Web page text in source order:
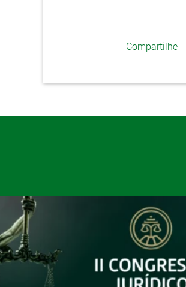
Compartilhe